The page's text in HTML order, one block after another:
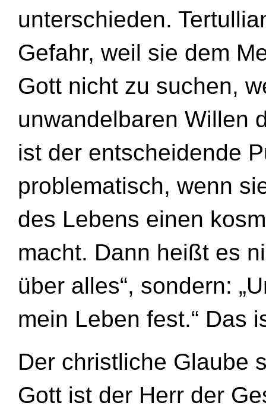
unterschieden.
Gefahr, weil sie dem
Gott nicht zu suchen,
unwandelbaren Willen
ist der entscheidende
problematisch, wenn
des Lebens einen
macht. Dann heißt es
über alles“, sondern:
mein Leben fest.“ Das
Der christliche Glaube
Gott ist der Herr der